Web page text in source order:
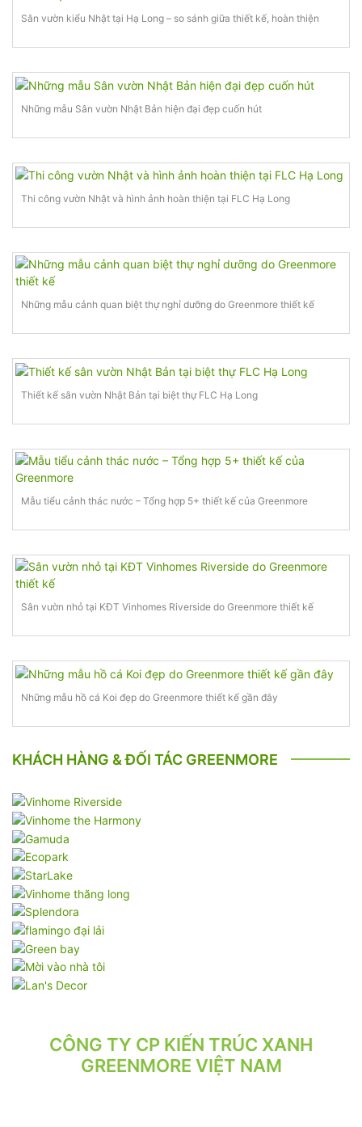
Sân vườn kiểu Nhật tại Hạ Long – so sánh giữa thiết kế, hoàn thiện
Những mẫu Sân vườn Nhật Bản hiện đại đẹp cuốn hút
Thi công vườn Nhật và hình ảnh hoàn thiện tại FLC Hạ Long
Những mẫu cảnh quan biệt thự nghỉ dưỡng do Greenmore thiết kế
Thiết kế sân vườn Nhật Bản tại biệt thự FLC Hạ Long
Mẫu tiểu cảnh thác nước – Tổng hợp 5+ thiết kế của Greenmore
Sân vườn nhỏ tại KĐT Vinhomes Riverside do Greenmore thiết kế
Những mẫu hồ cá Koi đẹp do Greenmore thiết kế gần đây
KHÁCH HÀNG & ĐỐI TÁC GREENMORE
CÔNG TY CP KIẾN TRÚC XANH
GREENMORE VIỆT NAM